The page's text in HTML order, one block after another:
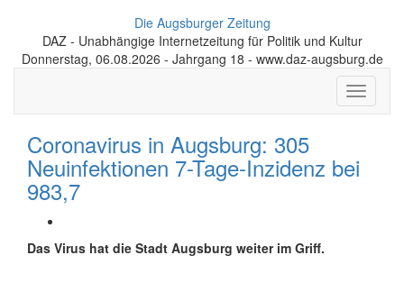
Die Augsburger Zeitung
DAZ - Unabhängige Internetzeitung für Politik und Kultur
Donnerstag, 06.08.2026 - Jahrgang 18 - www.daz-augsburg.de
Toggle
Coronavirus in Augsburg: 305
Neuinfektionen 7-Tage-Inzidenz bei
983,7
Das Virus hat die Stadt Augsburg weiter im Griff.